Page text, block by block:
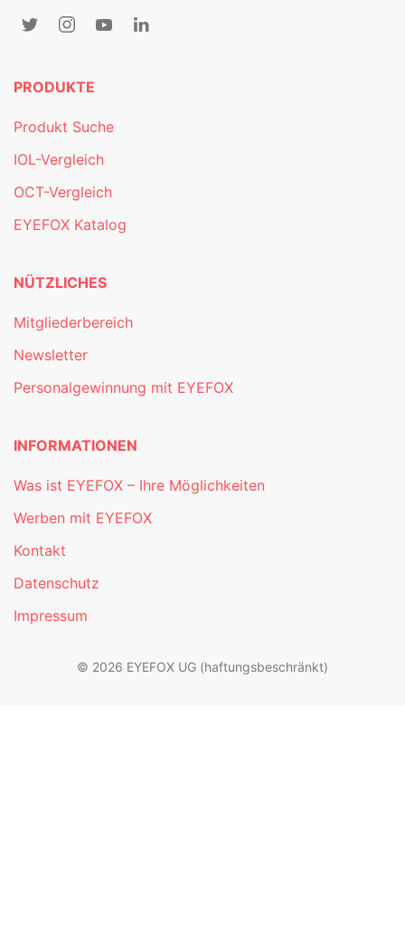
PRODUKTE
Produkt Suche
IOL-Vergleich
OCT-Vergleich
EYEFOX Katalog
NÜTZLICHES
Mitgliederbereich
Newsletter
Personalgewinnung mit EYEFOX
INFORMATIONEN
Was ist EYEFOX – Ihre Möglichkeiten
Werben mit EYEFOX
Kontakt
Datenschutz
Impressum
© 2026 EYEFOX UG (haftungsbeschränkt)